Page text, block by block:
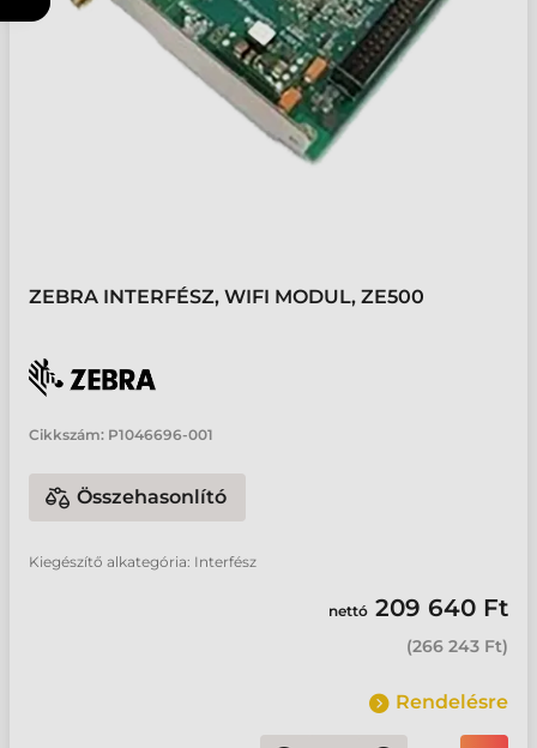
ZEBRA INTERFÉSZ, WIFI MODUL, ZE500
Cikkszám: P1046696-001
Összehasonlító
Kiegészítő alkategória: Interfész
nettó 209 640 Ft
(266 243 Ft)
Rendelésre